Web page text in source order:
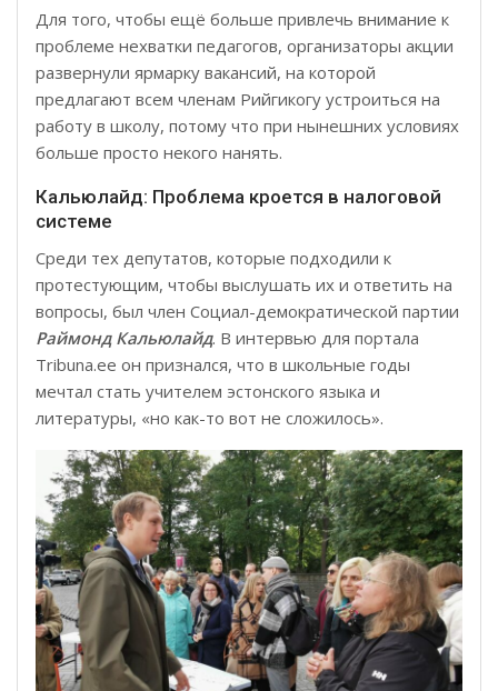
Для того, чтобы ещё больше привлечь внимание к
проблеме нехватки педагогов, организаторы акции
развернули ярмарку вакансий, на которой
предлагают всем членам Рийгикогу устроиться на
работу в школу, потому что при нынешних условиях
больше просто некого нанять.
Кальюлайд: Проблема кроется в налоговой
системе
Среди тех депутатов, которые подходили к
протестующим, чтобы выслушать их и ответить на
вопросы, был член Социал-демократической партии
Раймонд Кальюлайд. В интервью для портала
Tribuna.ee он признался, что в школьные годы
мечтал стать учителем эстонского языка и
литературы, «но как-то вот не сложилось».